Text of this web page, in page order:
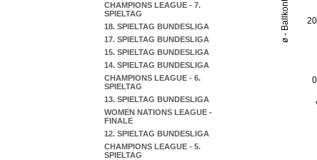
CHAMPIONS LEAGUE - 7.
SPIELTAG
18. SPIELTAG BUNDESLIGA
17. SPIELTAG BUNDESLIGA
15. SPIELTAG BUNDESLIGA
14. SPIELTAG BUNDESLIGA
CHAMPIONS LEAGUE - 6.
SPIELTAG
13. SPIELTAG BUNDESLIGA
WOMEN NATIONS LEAGUE -
FINALE
12. SPIELTAG BUNDESLIGA
CHAMPIONS LEAGUE - 5.
SPIELTAG